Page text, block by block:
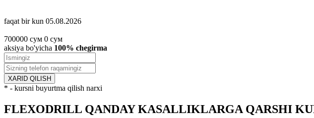
faqat bir kun 05.08.2026
700000 сум 0 сум
aksiya bo'yicha 100% chegirma
XARID QILISH
* - kursni buyurtma qilish narxi
FLEXODRILL QANDAY KASALLIKLARGA QARSHI